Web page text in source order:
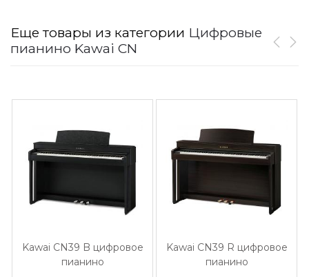
Еще товары из категории Цифровые
пианино Kawai CN
Kawai CN39 B цифровое
пианино
Kawai CN39 R цифровое
пианино